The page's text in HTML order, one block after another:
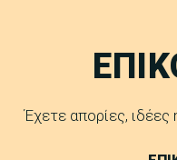
Έχετε απορίες, ιδέες